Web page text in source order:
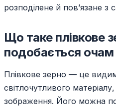
розподілене й пов’язане з
Що таке плівкове
подобається очам
Плівкове зерно — це
світлочутливого
зображення. Його можна